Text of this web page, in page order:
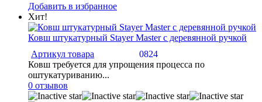
Добавить в избранное
Хит!
Ковш штукатурный Stayer Master с деревянной ручкой
Артикул товара
0824
Ковш требуется для упрощения процесса по
оштукатуриванию...
0 отзывов